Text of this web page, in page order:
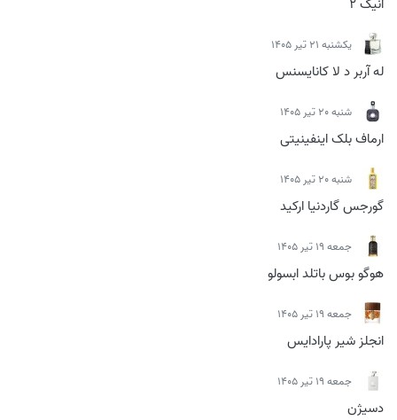
يكشنبه 21 تیر 1405
له آربر د لا کانایسنس
شنبه 20 تیر 1405
ارماف بلک اینفینیتی
شنبه 20 تیر 1405
گورجس گاردنیا ارکید
جمعه 19 تیر 1405
هوگو بوس باتلد ابسولو
جمعه 19 تیر 1405
انجلز شیر پارادایس
جمعه 19 تیر 1405
دسیژن